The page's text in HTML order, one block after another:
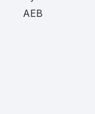
AEB